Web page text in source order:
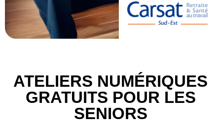
ATELIERS NUMÉRIQUES
GRATUITS POUR LES
SENIORS